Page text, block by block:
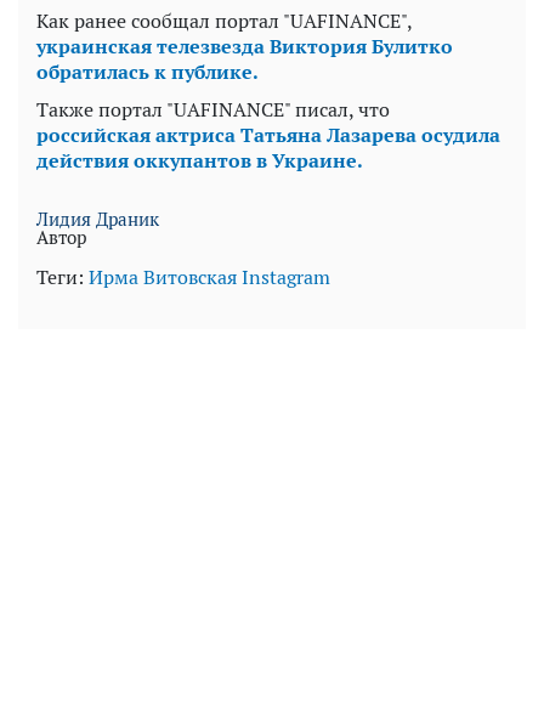
Как ранее сообщал портал "UAFINANCE",
украинская телезвезда Виктория Булитко
обратилась к публике.
Также портал "UAFINANCE" писал, что
российская актриса Татьяна Лазарева осудила
действия оккупантов в Украине.
Лидия Драник
Автор
Теги: Ирма ВитовскаяInstagram